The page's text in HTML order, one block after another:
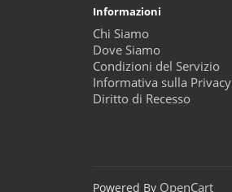
Informazioni
Chi Siamo
Dove Siamo
Condizioni del Servizio
Informativa sulla Privacy
Diritto di Recesso
Powered By OpenCart